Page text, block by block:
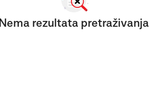
Nema rezultata pretraživanja